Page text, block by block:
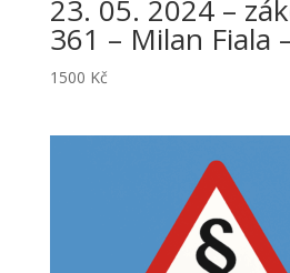
23. 05. 2024 –
361 – Milan Fiala
1500 Kč